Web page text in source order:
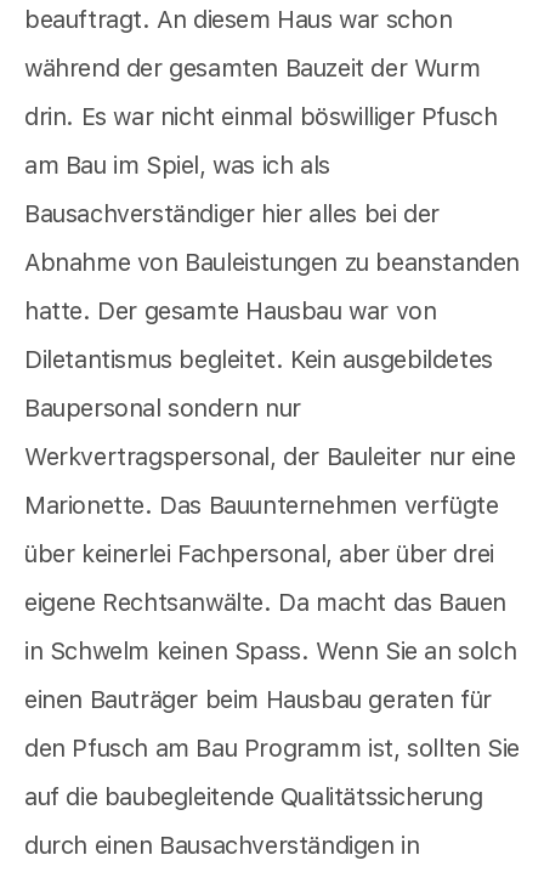
beauftragt. An diesem Haus war schon
während der gesamten Bauzeit der Wurm
drin. Es war nicht einmal böswilliger Pfusch
am Bau im Spiel, was ich als
Bausachverständiger hier alles bei der
Abnahme von Bauleistungen zu beanstanden
hatte. Der gesamte Hausbau war von
Diletantismus begleitet. Kein ausgebildetes
Baupersonal sondern nur
Werkvertragspersonal, der Bauleiter nur eine
Marionette. Das Bauunternehmen verfügte
über keinerlei Fachpersonal, aber über drei
eigene Rechtsanwälte. Da macht das Bauen
in Schwelm keinen Spass. Wenn Sie an solch
einen Bauträger beim Hausbau geraten für
den Pfusch am Bau Programm ist, sollten Sie
auf die baubegleitende Qualitätssicherung
durch einen Bausachverständigen in